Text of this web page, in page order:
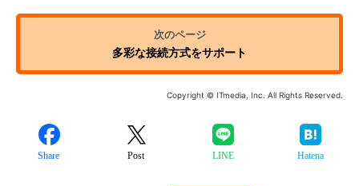
多彩な接続方式をサポート
Copyright © ITmedia, Inc. All Rights Reserved.
Share Post LINE Hatena